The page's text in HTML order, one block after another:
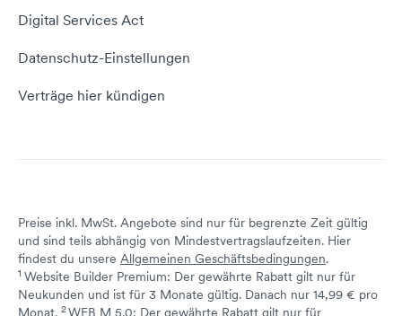
Server Hosting
Empfehlungsprogramm
Domain Reseller
Status dogado.de
Digital Services Act
Datenschutz-Einstellungen
Verträge hier kündigen
Preise inkl. MwSt. Angebote sind nur für begrenzte Zeit gültig
und sind teils abhängig von Mindestvertragslaufzeiten. Hier
findest du unsere Allgemeinen Geschäftsbedingungen.
1 Website Builder Premium: Der gewährte Rabatt gilt nur für
Neukunden und ist für 3 Monate gültig. Danach nur 14,99 € pro
Monat.↩ 1
2 WEB M 5.0: Der gewährte Rabatt gilt nur für